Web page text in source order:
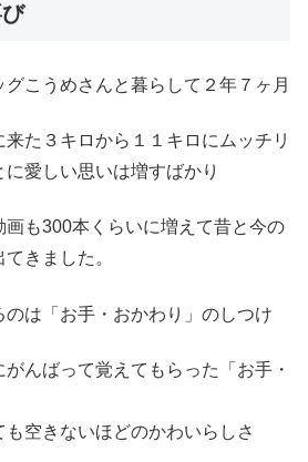
こうめさんと暮らして２年７ヶ月
た３キロから１１キロにムッチリ
愛しい思いは増すばかり
画も300本くらいに増えて昔と今の
きました。
は「お手・おかわり」のしつけ
んばって覚えてもらった「お手・
空きないほどのかわいらしさ